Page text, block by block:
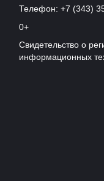
Телефон: +7 (343)
0+
Свидетельство о
информационных